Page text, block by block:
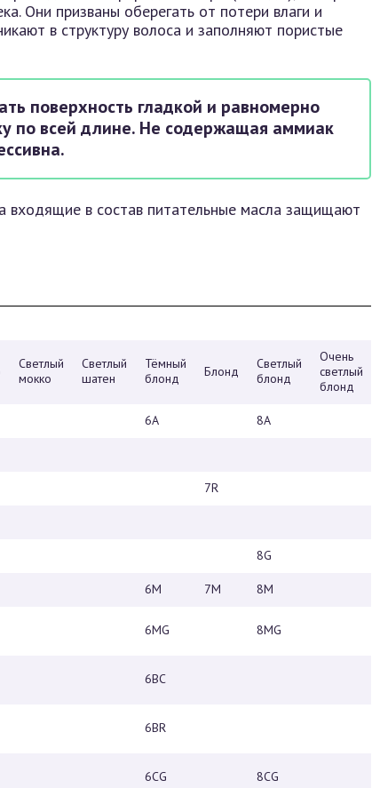
Они призваны оберегать от потери влаги и
в структуру волоса и заполняют пористые
поверхность гладкой и равномерно
по всей длине. Не содержащая аммиак
входящие в состав питательные масла защищают
Светлый
мокко
Светлый
шатен
Тёмный
блонд
Блонд
Светлый
блонд
Очень
светлый
блонд
6А 8А
7R
8G
6М 7M 8M
6MG 8MG
6BC
6BR
6CG 8CG